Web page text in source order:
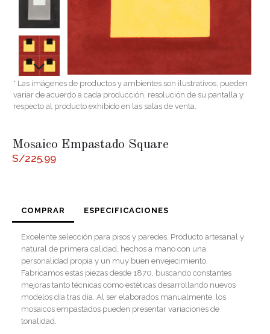
* Las imágenes de productos y ambientes son ilustrativos, pueden
variar de acuerdo a cada producción, resolución de su pantalla y
respecto al producto exhibido en las salas de venta.
Mosaico Empastado Square
S/225.99
COMPRAR ESPECIFICACIONES
Excelente selección para pisos y paredes. Producto artesanal y
natural de primera calidad, hechos a mano con una
personalidad propia y un muy buen envejecimiento.
Fabricamos estas piezas desde 1870, buscando constantes
mejoras tanto técnicas como estéticas desarrollando nuevos
modelos día tras día. Al ser elaborados manualmente, los
mosaicos empastados pueden presentar variaciones de
tonalidad.